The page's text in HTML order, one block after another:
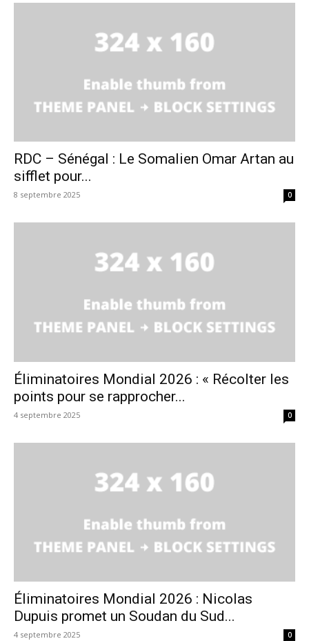
RDC – Sénégal : Le Somalien Omar Artan au
sifflet pour...
8 septembre 2025 0
Éliminatoires Mondial 2026 : « Récolter les
points pour se rapprocher...
4 septembre 2025 0
Éliminatoires Mondial 2026 : Nicolas
Dupuis promet un Soudan du Sud...
4 septembre 2025 0